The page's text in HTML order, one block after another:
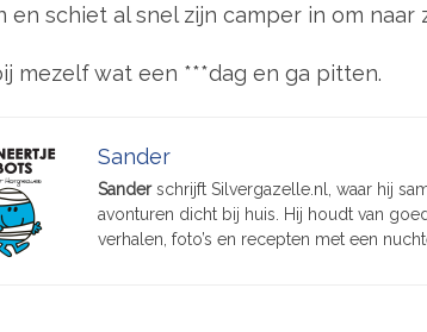
en schiet al snel zijn camper in om naar
mezelf wat een ***dag en ga pitten.
Sander
Sanderschrijft Silvergazelle.nl, waar hij
avonturen dicht bij huis. Hij houdt van
verhalen, foto’s en recepten met een